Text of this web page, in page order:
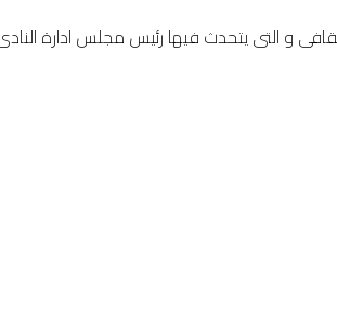
و التى يتحدث فيها رئيس مجلس ادارة